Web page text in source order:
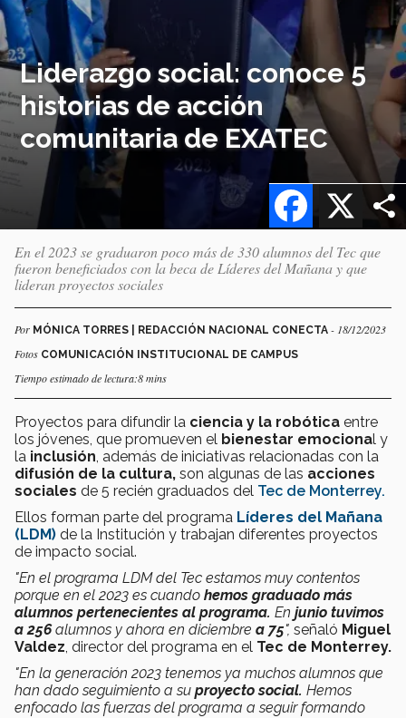
Liderazgo social: conoce 5
historias de acción
comunitaria de EXATEC
X
Facebook
En el 2023 se graduaron poco más de 330 alumnos del Tec que
fueron beneficiados con la beca de Líderes del Mañana y que
lideran proyectos sociales
Por MÓNICA TORRES | REDACCIÓN NACIONAL CONECTA - 18/12/2023
Fotos COMUNICACIÓN INSTITUCIONAL DE CAMPUS
Tiempo estimado de lectura:8 mins
Proyectos para difundir la ciencia y la robótica entre
los jóvenes, que promueven el bienestar emocional y
la inclusión , además de iniciativas relacionadas con la
difusión de la cultura, son algunas de las acciones
sociales de 5 recién graduados del Tec de Monterrey.
Ellos forman parte del programa Líderes del Mañana
(LDM) de la Institución y trabajan diferentes proyectos
de impacto social.
"En el programa LDM del Tec estamos muy contentos
porque en el 2023 es cuando hemos graduado más
alumnos pertenecientes al programa. En junio tuvimos
a 256alumnos y ahora en diciembre a 75", señaló Miguel
Valdez , director del programa en el Tec de Monterrey.
"En la generación 2023 tenemos ya muchos alumnos que
han dado seguimiento a su proyecto social. Hemos
enfocado las fuerzas del programa a seguir formando